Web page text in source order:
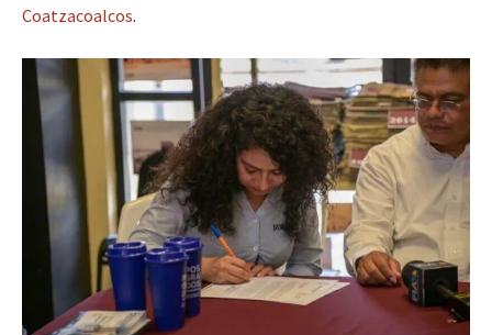
Coatzacoalcos.